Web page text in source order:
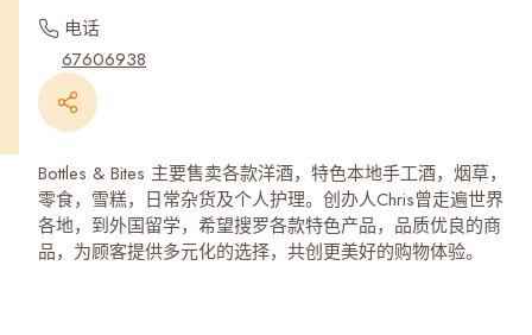
电话
67606938
Bottles & Bites 主要售卖各款洋酒，特色本地手工酒，烟草，
零食，雪糕，日常杂货及个人护理。创办人Chris曾走遍世界
各地，到外国留学，希望搜罗各款特色产品，品质优良的商
品，为顾客提供多元化的选择，共创更美好的购物体验。